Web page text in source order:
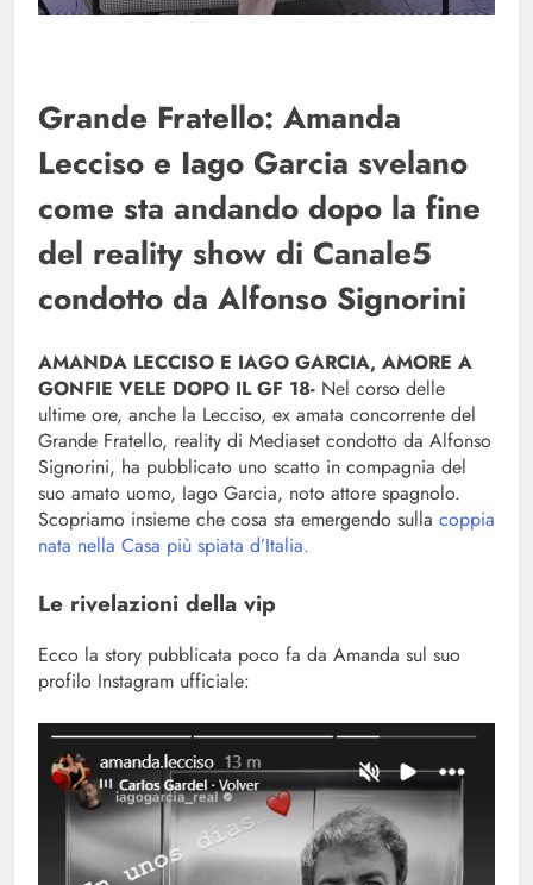
Grande Fratello: Amanda
Lecciso e Iago Garcia svelano
come sta andando dopo la fine
del reality show di Canale5
condotto da Alfonso Signorini
AMANDA LECCISO E IAGO GARCIA, AMORE A
GONFIE VELE DOPO IL GF 18- Nel corso delle
ultime ore, anche la Lecciso, ex amata concorrente del
Grande Fratello, reality di Mediaset condotto da Alfonso
Signorini, ha pubblicato uno scatto in compagnia del
suo amato uomo, Iago Garcia, noto attore spagnolo.
Scopriamo insieme che cosa sta emergendo sulla coppia
nata nella Casa più spiata d’Italia.
Le rivelazioni della vip
Ecco la story pubblicata poco fa da Amanda sul suo
profilo Instagram ufficiale: